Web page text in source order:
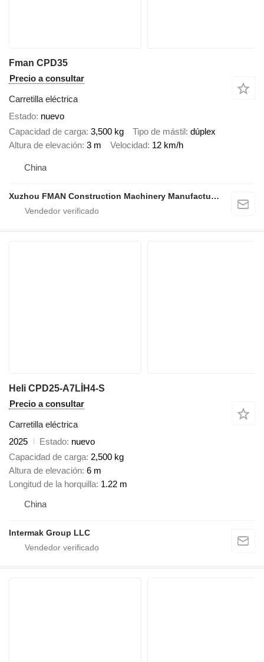
Fman CPD35
Precio a consultar
Carretilla eléctrica
Estado nuevo
Capacidad de carga 3,500 kg Tipo de mástil dúplex
Altura de elevación 3 m Velocidad 12 km/h
China
Xuzhou FMAN Construction Machinery Manufacture Co., Ltd.
Heli CPD25-A7LİH4-S
Precio a consultar
Carretilla eléctrica
2025
Estado nuevo
Capacidad de carga 2,500 kg
Altura de elevación 6 m
Longitud de la horquilla 1.22 m
China
Intermak Group LLC